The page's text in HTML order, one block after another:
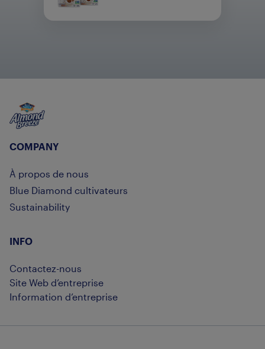
Almond Breeze
COMPANY
À propos de nous
Blue Diamond cultivateurs
Sustainability
INFO
Contactez-nous
Site Web d’entreprise
Information d’entreprise